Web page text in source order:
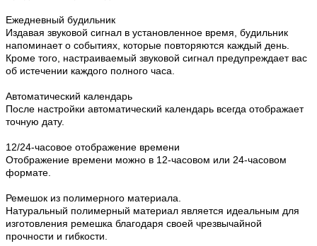
Ежедневный будильник
Издавая звуковой сигнал в установленное время, будильник
напоминает о событиях, которые повторяются каждый день.
Кроме того, настраиваемый звуковой сигнал предупреждает вас
об истечении каждого полного часа.
Автоматический календарь
После настройки автоматический календарь всегда отображает
точную дату.
12/24-часовое отображение времени
Отображение времени можно в 12-часовом или 24-часовом
формате.
Ремешок из полимерного материала.
Натуральный полимерный материал является идеальным для
изготовления ремешка благодаря своей чрезвычайной
прочности и гибкости.